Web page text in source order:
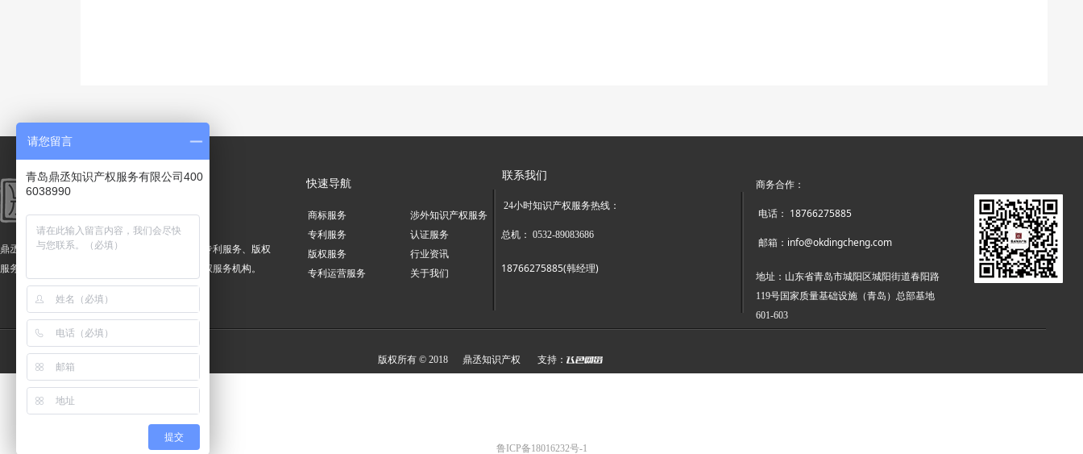
鼎丞知识产权服务有限公司是一家集商标服务、专利服务、版权
服务、诉讼维权、专利运营等综合性涉外知识产权服务机构。
快速导航
商标服务
专利服务
版权服务
专利运营服务
涉外知识产权服务
认证服务
行业资讯
关于我们
24小时知识产权服务热线：
总机： 0532-89083686
18766275885(韩经理)
联系我们
版权所有 © 2018 鼎丞知识产权 支持：
商务合作：
电话： 18766275885
邮箱： info@okdingcheng.com
地址：山东省青岛市城阳区城阳街道春阳路
119号国家质量基础设施（青岛）总部基地
601-603
鲁ICP备18016232号-1
请您留言
青岛鼎丞知识产权服务有限公司400
6038990
提交